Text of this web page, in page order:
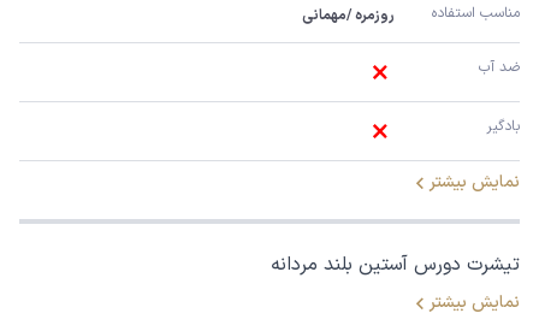
مناسب استفاده روزمره /مهمانی
ضد آب
بادگیر
نمایش بیشتر
تیشرت دورس آستین بلند مردانه
نمایش بیشتر